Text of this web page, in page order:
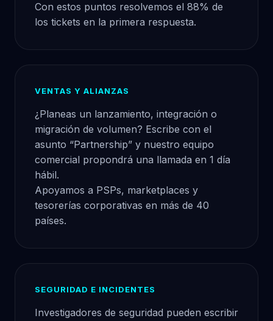
Con estos puntos resolvemos el 88% de
los tickets en la primera respuesta.
VENTAS Y ALIANZAS
¿Planeas un lanzamiento, integración o
migración de volumen? Escribe con el
asunto “Partnership” y nuestro equipo
comercial propondrá una llamada en 1 día
hábil.
Apoyamos a PSPs, marketplaces y
tesorerías corporativas en más de 40
países.
SEGURIDAD E INCIDENTES
Investigadores de seguridad pueden escribir